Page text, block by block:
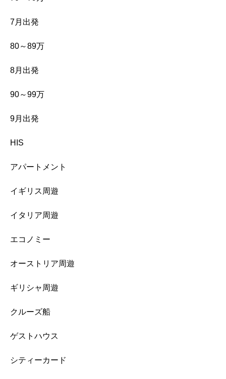
7月出発
80～89万
8月出発
90～99万
9月出発
HIS
アパートメント
イギリス周遊
イタリア周遊
エコノミー
オーストリア周遊
ギリシャ周遊
クルーズ船
ゲストハウス
シティーカード